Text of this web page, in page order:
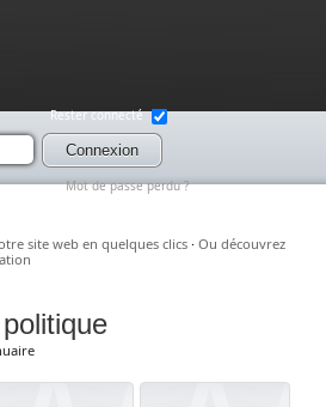
Rester connecté
Connexion
Mot de passe perdu ?
site web en quelques clics · Ou découvrez